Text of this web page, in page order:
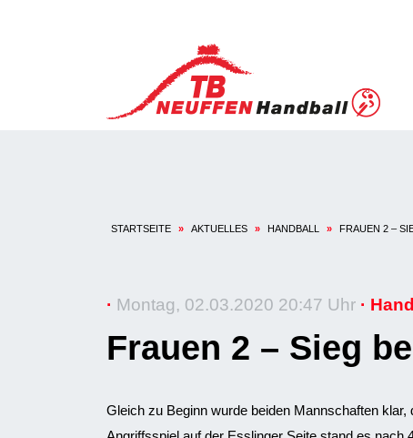
STARTSEITE » AKTUELLES » HANDBALL » FRAUEN 2 –
· Montag, 02.03.2020 20:47 Uhr ·
Frauen 2 – Sieg
Gleich zu Beginn wurde beiden Mannschaften